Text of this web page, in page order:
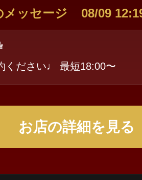
メッセージ 08/09
ください♩ 最短18:00〜
お店の詳細を見る